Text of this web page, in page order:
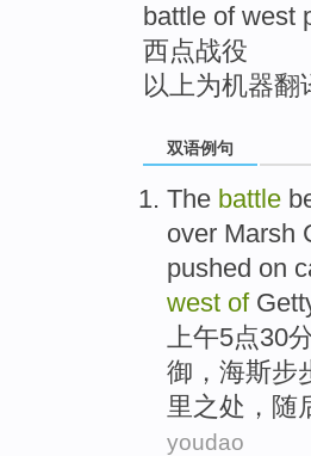
battle of west
西点战役
以上为机器
双语例句
The battle
over Marsh
pushed on
west of
上午5点30
御，海斯步
里之处 ，随
youdao